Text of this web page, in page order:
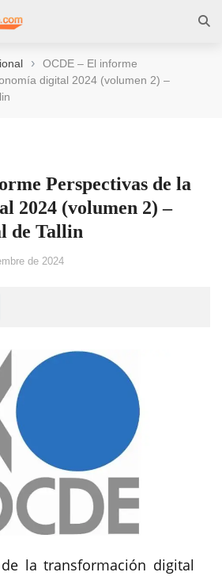
›
OCDE – El informe
digital 2024 (volumen 2) –
Perspectivas de la
2024 (volumen 2) –
de Tallin
de 2024
la transformación digital